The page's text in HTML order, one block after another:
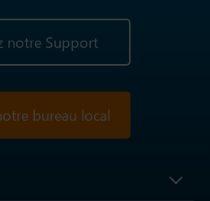
notre Support
bureau local